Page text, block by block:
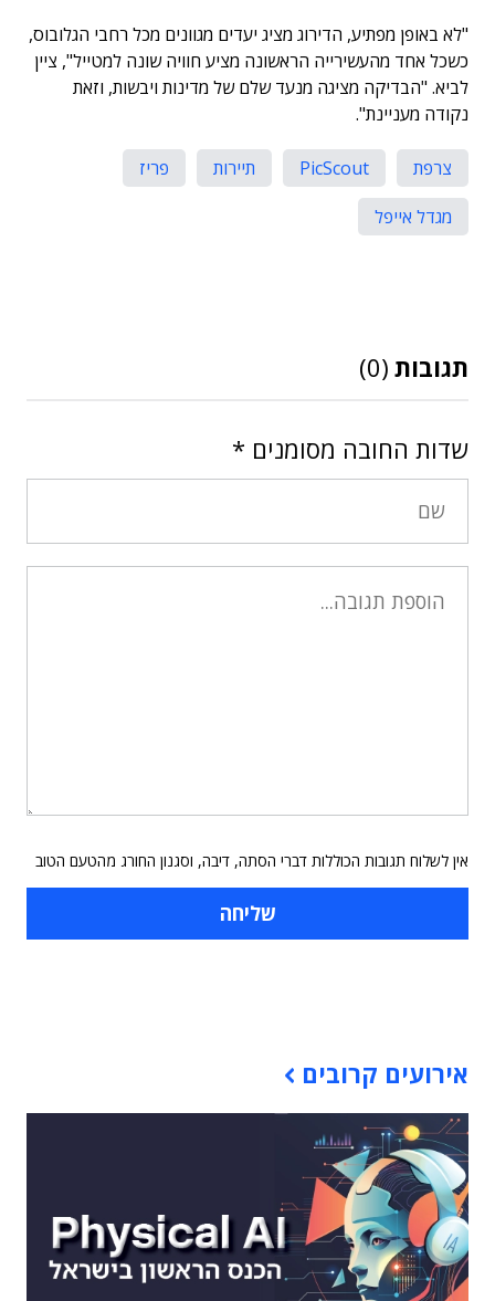
"לא באופן מפתיע, הדירוג מציג יעדים מגוונים מכל רחבי הגלובוס,
כשכל אחד מהעשירייה הראשונה מציע חוויה שונה למטייל", ציין
לביא. "הבדיקה מציגה מנעד שלם של מדינות ויבשות, וזאת
נקודה מעניינת".
צרפת PicScout תיירות
פריז
מגדל אייפל
תגובות (0)
שדות החובה מסומנים *
אין לשלוח תגובות הכוללות דברי הסתה, דיבה, וסגנון החורג מהטעם הטוב
אירועים קרובים